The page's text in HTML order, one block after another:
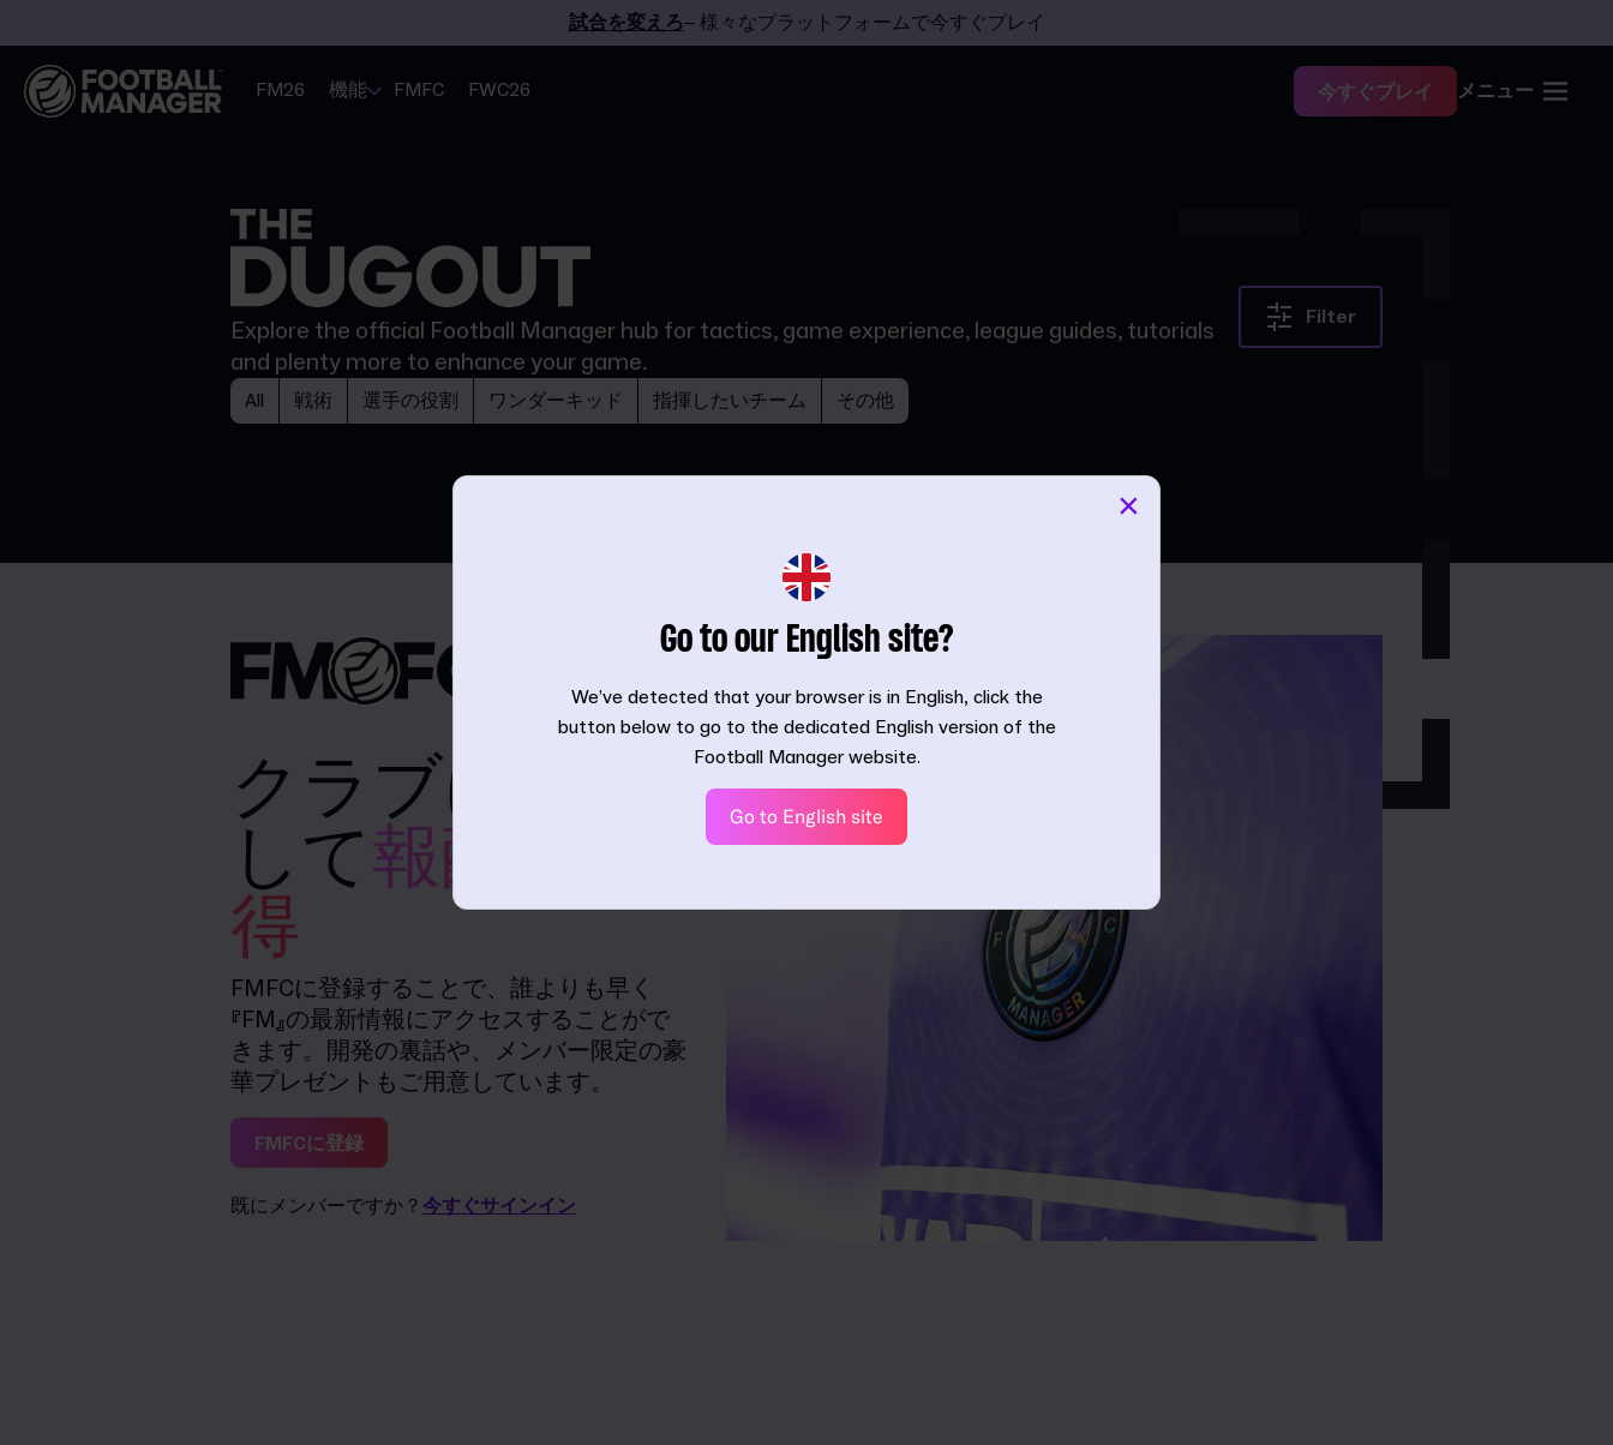
試合を変えろ– 様々なプラットフォームで今すぐプレイ
FM26 機能 FMFC FWC26 今すぐプレイ メニュー
Explore the official Football Manager hub for tactics, game experience, league guides, tutorials
and plenty more to enhance your game.
All 戦術 選手の役割 ワンダーキッド 指揮したいチーム その他
Filter
クラブに参加
して報酬を獲
得
FMFCに登録することで、誰よりも早く
『FM』の最新情報にアクセスすることがで
きます。開発の裏話や、メンバー限定の豪
華プレゼントもご用意しています。
FMFCに登録
既にメンバーですか？ 今すぐサインイン
Go to our English site?
We’ve detected that your browser is in English, click the
button below to go to the dedicated English version of the
Football Manager website.
Go to English site
×